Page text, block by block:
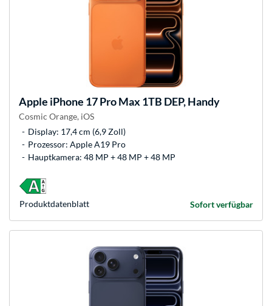
Apple iPhone 17 Pro Max 1TB DEP, Handy
Cosmic Orange, iOS
Display: 17,4 cm (6,9 Zoll)
Prozessor: Apple A19 Pro
Hauptkamera: 48 MP + 48 MP + 48 MP
Sofort verfügbar
Produkt­datenblatt